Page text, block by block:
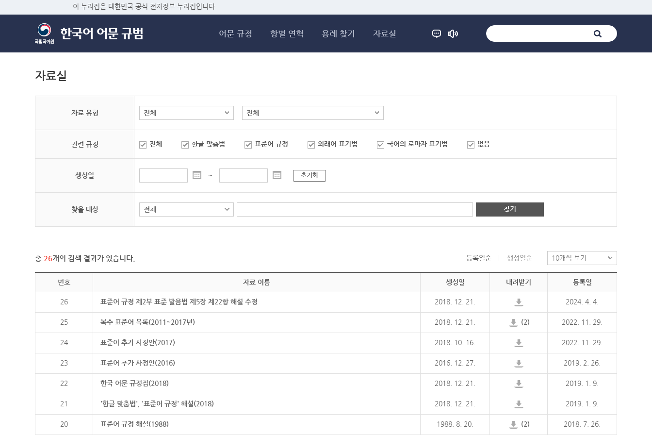
이 누리집은 대한민국 공식 전자정부 누리집입니다.
어문 규정 항별 연혁 용례 찾기 자료실
자료실
자료 유형
관련 규정 전체 한글 맞춤법 표준어 규정 외래어 표기법 국어의 로마자 표기법 없음
생성일 ~ 초기화
찾을 대상 찾기
총 26개의 검색 결과가 있습니다. 등록일순 생성일순
번호 자료 이름 생성일 내려받기 등록일
26 표준어 규정 제2부 표준 발음법 제5장 제22항 해설 수정 2018. 12. 21. 2024. 4. 4.
25 복수 표준어 목록(2011~2017년) 2018. 12. 21. (2) 2022. 11. 29.
24 표준어 추가 사정안(2017) 2018. 10. 16. 2022. 11. 29.
23 표준어 추가 사정안(2016) 2016. 12. 27. 2019. 2. 26.
22 한국 어문 규정집(2018) 2018. 12. 21. 2019. 1. 9.
21 '한글 맞춤법', '표준어 규정' 해설(2018) 2018. 12. 21. 2019. 1. 9.
20 표준어 규정 해설(1988) 1988. 8. 20. (2) 2018. 7. 26.